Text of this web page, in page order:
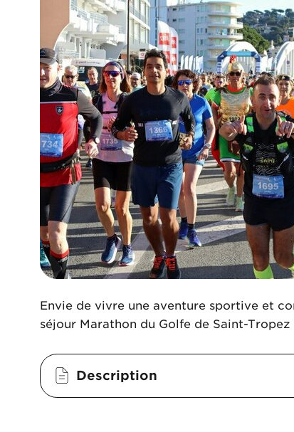
Envie de vivre une aventure sportive et
séjour Marathon du Golfe de Saint-
Description